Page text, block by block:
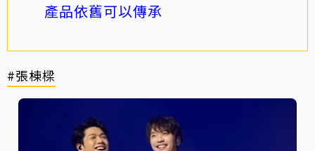
產品依舊可以傳承
#張棟樑